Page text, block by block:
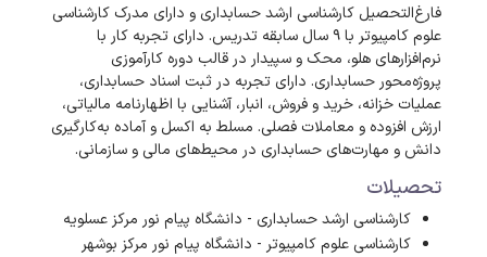
فارغ‌التحصیل کارشناسی ارشد حسابداری و دارای مدرک کارشناسی
علوم کامپیوتر با ۹ سال سابقه تدریس. دارای تجربه کار با
نرم‌افزارهای هلو، محک و سپیدار در قالب دوره کارآموزی
پروژه‌محور حسابداری. دارای تجربه در ثبت اسناد حسابداری،
عملیات خزانه، خرید و فروش، انبار، آشنایی با اظهارنامه مالیاتی،
ارزش افزوده و معاملات فصلی. مسلط به اکسل و آماده به‌کارگیری
دانش و مهارت‌های حسابداری در محیط‌های مالی و سازمانی.
تحصیلات
کارشناسی ارشد حسابداری - دانشگاه پیام نور مرکز عسلویه
کارشناسی علوم کامپیوتر - دانشگاه پیام نور مرکز بوشهر